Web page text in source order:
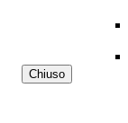
Chiuso